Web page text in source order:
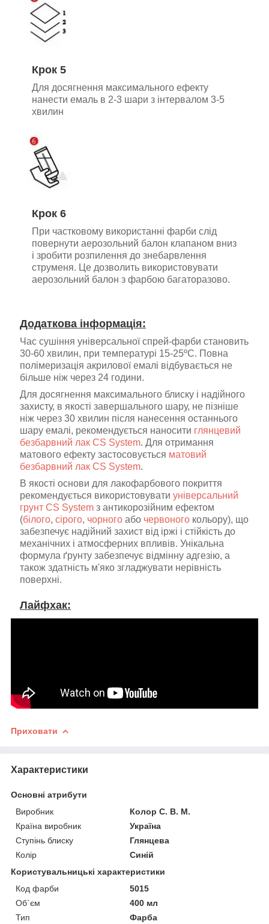
Крок 5
Для досягнення максимального ефекту
нанести емаль в 2-3 шари з інтервалом 3-5
хвилин
Крок 6
При частковому використанні фарби слід
повернути аерозольний балон клапаном вниз
і зробити розпилення до знебарвлення
струменя. Це дозволить використовувати
аерозольний балон з фарбою багаторазово.
Додаткова інформація:
Час сушіння універсальної спрей-фарби становить
30-60 хвилин, при температурі 15-25ºС. Повна
полімеризація акрилової емалі відбувається не
більше ніж через 24 години.
Для досягнення максимального блиску і надійного
захисту, в якості завершального шару, не пізніше
ніж через 30 хвилин після нанесення останнього
шару емалі, рекомендується наносити глянцевий
безбарвний лак CS System. Для отримання
матового ефекту застосовується матовий
безбарвний лак CS System.
В якості основи для лакофарбового покриття
рекомендується використовувати універсальний
грунт CS System з антикорозійним ефектом
(білого, сірого, чорного або червоного кольору), що
забезпечує надійний захист від іржі і стійкість до
механічних і атмосферних впливів. Унікальна
формула ґрунту забезпечує відмінну адгезію, а
також здатність м'яко згладжувати нерівність
поверхні.
Лайфхак:
Приховати
Характеристики
Основні атрибути
Виробник
Колор С. В. М.
Країна виробник
Україна
Ступінь блиску
Глянцева
Колір
Синій
Користувальницькі характеристики
Код фарби
5015
Об`єм
400 мл
Тип
Фарба